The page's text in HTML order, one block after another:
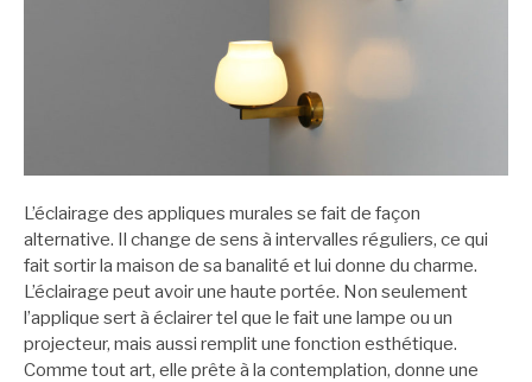
L’éclairage des appliques murales se fait de façon
alternative. Il change de sens à intervalles réguliers, ce qui
fait sortir la maison de sa banalité et lui donne du charme.
L’éclairage peut avoir une haute portée. Non seulement
l’applique sert à éclairer tel que le fait une lampe ou un
projecteur, mais aussi remplit une fonction esthétique.
Comme tout art, elle prête à la contemplation, donne une